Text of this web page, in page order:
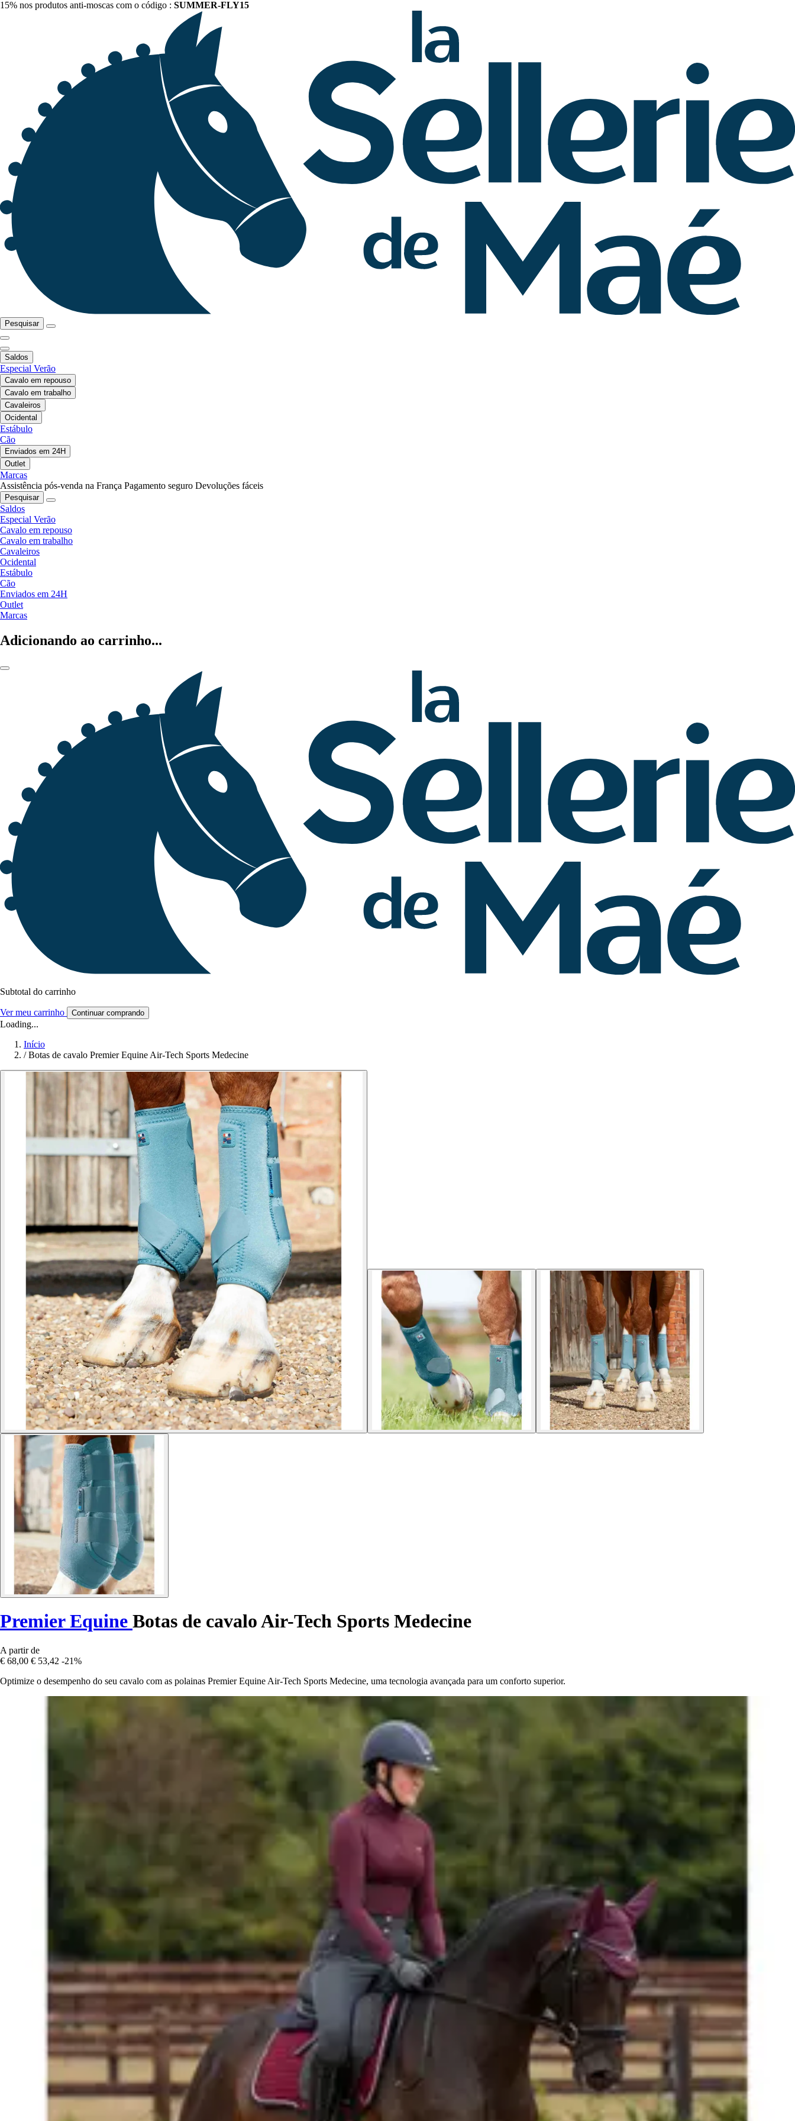
15% nos produtos anti-moscas com o código : SUMMER-FLY15
Pesquisar
Saldos
Especial Verão
Cavalo em repouso
Cavalo em trabalho
Cavaleiros
Ocidental
Estábulo
Cão
Enviados em 24H
Outlet
Marcas
Assistência pós-venda na França Pagamento seguro Devoluções fáceis
Pesquisar
Saldos
Especial Verão
Cavalo em repouso
Cavalo em trabalho
Cavaleiros
Ocidental
Estábulo
Cão
Enviados em 24H
Outlet
Marcas
Adicionando ao carrinho...
Subtotal do carrinho
Ver meu carrinho Continuar comprando
Loading...
Início
/ Botas de cavalo Premier Equine Air-Tech Sports Medecine
Premier Equine Botas de cavalo Air-Tech Sports Medecine
A partir de
€ 68,00 € 53,42 -21%
Optimize o desempenho do seu cavalo com as polainas Premier Equine Air-Tech Sports Medecine, uma tecnologia avançada para um conforto superior.